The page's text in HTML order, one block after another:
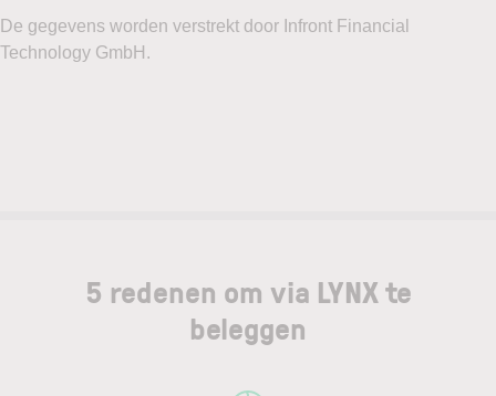
5 redenen om via LYNX te
beleggen